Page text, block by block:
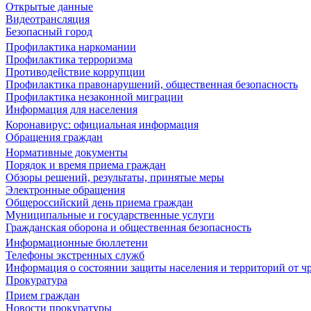
Открытые данные
Видеотрансляция
Безопасный город
Профилактика наркомании
Профилактика терроризма
Противодействие коррупции
Профилактика правонарушений, общественная безопасность
Профилактика незаконной миграции
Информация для населения
Коронавирус: официальная информация
Обращения граждан
Нормативные документы
Порядок и время приема граждан
Обзоры решений, результаты, принятые меры
Электронные обращения
Общероссийский день приема граждан
Муниципальные и государственные услуги
Гражданская оборона и общественная безопасность
Информационные бюллетени
Телефоны экстренных служб
Информация о состоянии защиты населения и территорий от
Прокуратура
Прием граждан
Новости прокуратуры